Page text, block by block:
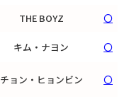
THE BOYZ 〇
キム・ナヨン 〇
チョン・ヒョンビン 〇